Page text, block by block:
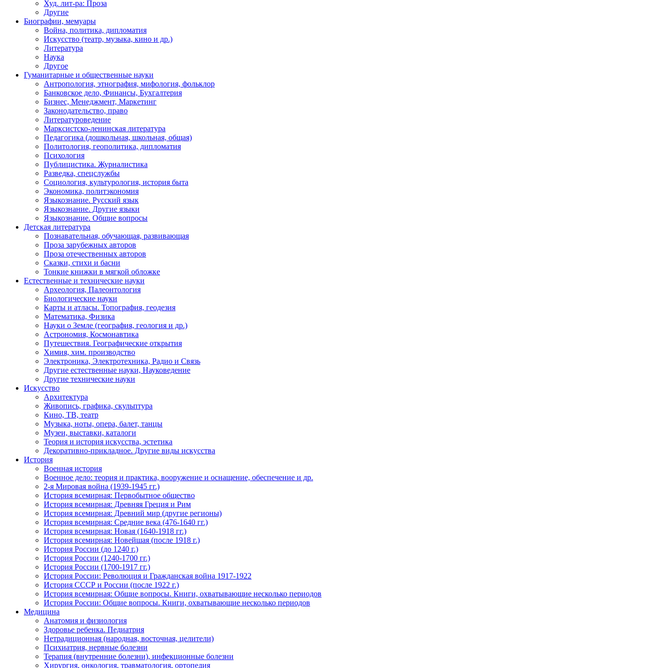
Худ. лит-ра: Проза
Другие
Биографии, мемуары
Война, политика, дипломатия
Искусство (театр, музыка, кино и др.)
Литература
Наука
Другое
Гуманитарные и общественные науки
Антропология, этнография, мифология, фольклор
Банковское дело, Финансы, Бухгалтерия
Бизнес, Менеджмент, Маркетинг
Законодательство, право
Литературоведение
Марксистско-ленинская литература
Педагогика (дошкольная, школьная, общая)
Политология, геополитика, дипломатия
Психология
Публицистика. Журналистика
Разведка, спецслужбы
Социология, культурология, история быта
Экономика, политэкономия
Языкознание. Русский язык
Языкознание. Другие языки
Языкознание. Общие вопросы
Детская литература
Познавательная, обучающая, развивающая
Проза зарубежных авторов
Проза отечественных авторов
Сказки, стихи и басни
Тонкие книжки в мягкой обложке
Естественные и технические науки
Археология, Палеонтология
Биологические науки
Карты и атласы. Топография, геодезия
Математика, Физика
Науки о Земле (география, геология и др.)
Астрономия, Космонавтика
Путешествия. Географические открытия
Химия, хим. производство
Электроника, Электротехника, Радио и Связь
Другие естественные науки, Науковедение
Другие технические науки
Искусство
Архитектура
Живопись, графика, скульптура
Кино, ТВ, театр
Музыка, ноты, опера, балет, танцы
Музеи, выставки, каталоги
Теория и история искусства, эстетика
Декоративно-прикладное. Другие виды искусства
История
Военная история
Военное дело: теория и практика, вооружение и оснащение, обеспечение и др.
2-я Мировая война (1939-1945 гг.)
История всемирная: Первобытное общество
История всемирная: Древняя Греция и Рим
История всемирная: Древний мир (другие регионы)
История всемирная: Средние века (476-1640 гг.)
История всемирная: Новая (1640-1918 гг.)
История всемирная: Новейшая (после 1918 г.)
История России (до 1240 г.)
История России (1240-1700 гг.)
История России (1700-1917 гг.)
История России: Революция и Гражданская война 1917-1922
История СССР и России (после 1922 г.)
История всемирная: Общие вопросы. Книги, охватывающие несколько периодов
История России: Общие вопросы. Книги, охватывающие несколько периодов
Медицина
Анатомия и физиология
Здоровье ребенка. Педиатрия
Нетрадиционная (народная, восточная, целители)
Психиатрия, нервные болезни
Терапия (внутренние болезни), инфекционные болезни
Хирургия, онкология, травматология, ортопедия